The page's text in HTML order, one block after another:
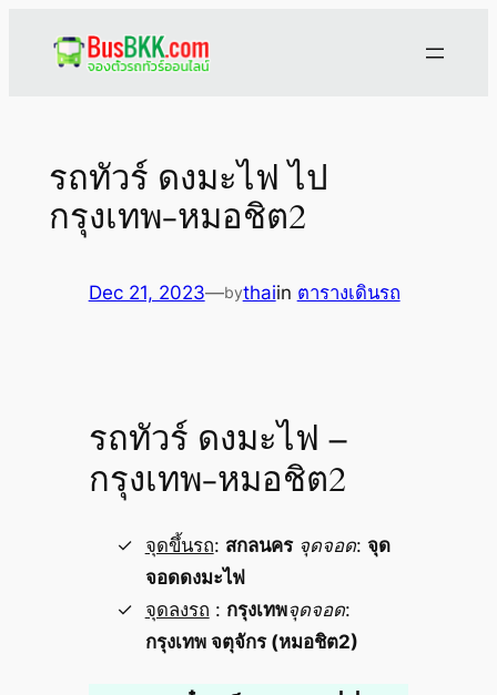
รถทัวร์ ดงมะไฟ ไป
กรุงเทพ-หมอชิต2
Dec 21, 2023—bythaiin ตารางเดินรถ
รถทัวร์ ดงมะไฟ –
กรุงเทพ-หมอชิต2
จุดขึ้นรถ: สกลนคร จุดจอด: จุด
จอดดงมะไฟ
จุดลงรถ : กรุงเทพจุดจอด:
กรุงเทพ จตุจักร (หมอชิต2)